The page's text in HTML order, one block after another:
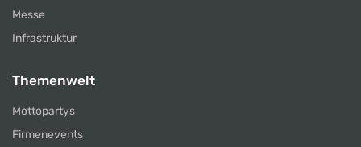
Messe
Infrastruktur
Themenwelt
Mottopartys
Firmenevents